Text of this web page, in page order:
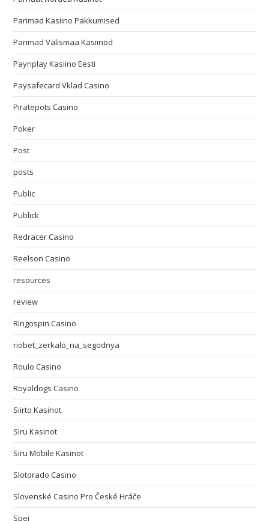
Parimad Kasiino Pakkumised
Parimad Välismaa Kasiinod
Paynplay Kasiino Eesti
Paysafecard Vklad Casino
Piratepots Casino
Poker
Post
posts
Public
Publick
Redracer Casino
Reelson Casino
resources
review
Ringospin Casino
riobet_zerkalo_na_segodnya
Roulo Casino
Royaldogs Casino
Siirto Kasinot
Siru Kasinot
Siru Mobile Kasinot
Slotorado Casino
Slovenské Casino Pro České Hráče
Spei